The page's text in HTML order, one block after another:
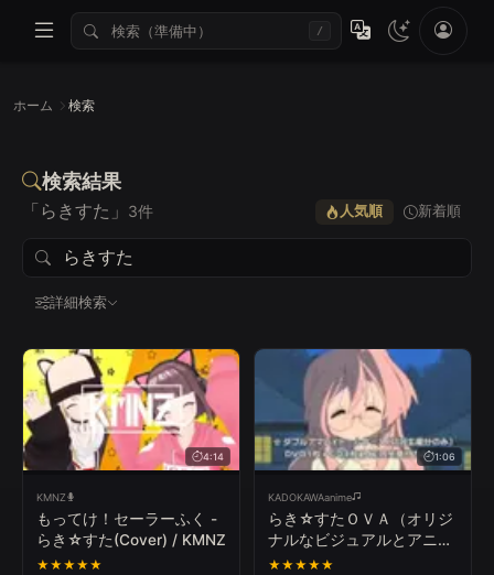
/
ホーム 検索
検索結果
「らきすた」 3件 人気順 新着順
詳細検索
すべて Lv.1 Lv.2 Lv.5
4:14
KMNZ
もってけ！セーラーふく -
らき☆すた(Cover) / KMNZ
★★★★★
1:06
KADOKAWAanime
らき☆すたＯＶＡ（オリジ
ナルなビジュアルとアニメ
ーション）PV ＜その２＞
★★★★★